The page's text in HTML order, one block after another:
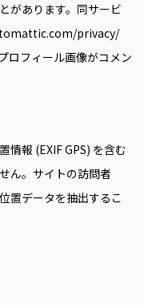
があります。同サービ
privacy/
ロフィール画像がコメン
情報 (EXIF GPS) を含む
ん。サイトの訪問者
置データを抽出するこ